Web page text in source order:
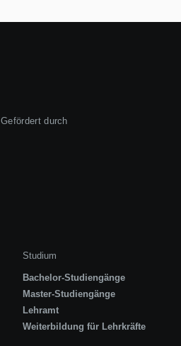
Gefördert durch
Studium
Bachelor-Studiengänge
Master-Studiengänge
Lehramt
Weiterbildung für Lehrkräfte